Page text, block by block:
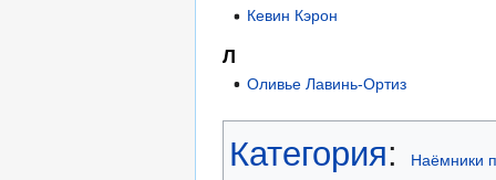
Кевин Кэрон
Л
Оливье Лавинь-Ортиз
Категория: Наёмники